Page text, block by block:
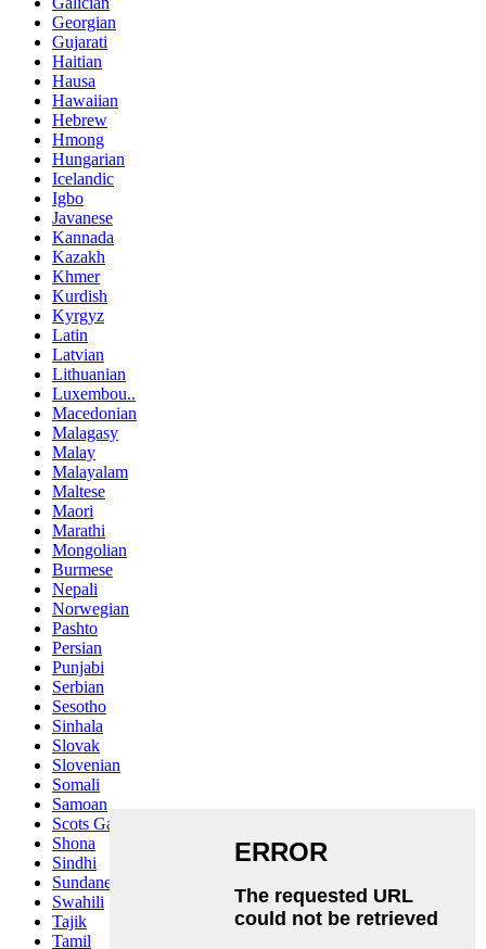
Georgian
Gujarati
Haitian
Hausa
Hawaiian
Hebrew
Hmong
Hungarian
Icelandic
Igbo
Javanese
Kannada
Kazakh
Khmer
Kurdish
Kyrgyz
Latin
Latvian
Lithuanian
Luxembou..
Macedonian
Malagasy
Malay
Malayalam
Maltese
Maori
Marathi
Mongolian
Burmese
Nepali
Norwegian
Pashto
Persian
Punjabi
Serbian
Sesotho
Sinhala
Slovak
Slovenian
Somali
Samoan
Scots Gaelic
Shona
Sindhi
Sundanese
Swahili
Tajik
Tamil